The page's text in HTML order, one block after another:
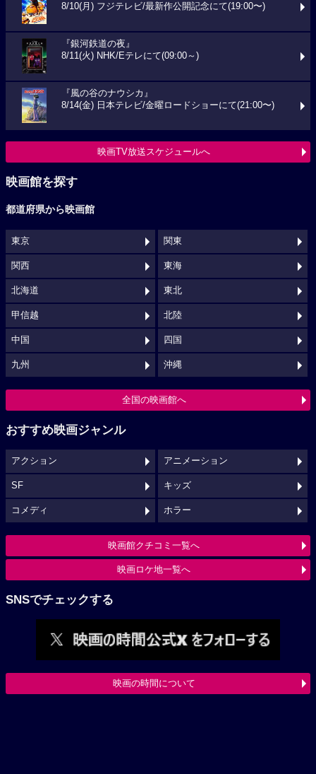
8/10(月) フジテレビ/最新作公開記念にて(19:00〜)
『銀河鉄道の夜』
8/11(火) NHK/Eテレにて(09:00～)
『風の谷のナウシカ』
8/14(金) 日本テレビ/金曜ロードショーにて(21:00〜)
映画TV放送スケジュールへ
映画館を探す
都道府県から映画館
東京 関東
関西 東海
北海道 東北
甲信越 北陸
中国 四国
九州 沖縄
全国の映画館へ
おすすめ映画ジャンル
アクション アニメーション
SF キッズ
コメディ ホラー
映画館クチコミ一覧へ
映画ロケ地一覧へ
SNSでチェックする
映画の時間について